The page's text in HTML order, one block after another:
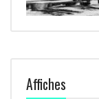
Affiches